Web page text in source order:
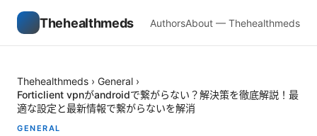
Thehealthmeds AuthorsAbout — Thehealthmeds
Thehealthmeds › General ›
Forticlient vpnがandroidで繋がらない？解決策を徹底解説！最
適な設定と最新情報で繋がらないを解消
GENERAL